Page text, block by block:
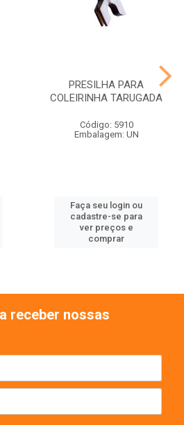
PRESILHA PARA
COLEIRINHA TARUGADA
Código: 5910
Embalagem: UN
Faça seu login ou
cadastre-se para
ver preços e
comprar
receber nossas